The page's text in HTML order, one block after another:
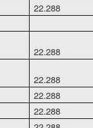
22.288
22.288
22.288
22.288
22.288